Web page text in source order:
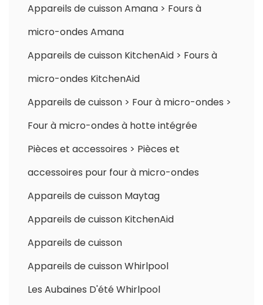
Appareils de cuisson Amana > Fours à
micro-ondes Amana
Appareils de cuisson KitchenAid > Fours à
micro-ondes KitchenAid
Appareils de cuisson > Four à micro-ondes >
Four à micro-ondes à hotte intégrée
Pièces et accessoires > Pièces et
accessoires pour four à micro-ondes
Appareils de cuisson Maytag
Appareils de cuisson KitchenAid
Appareils de cuisson
Appareils de cuisson Whirlpool
Les Aubaines D'été Whirlpool